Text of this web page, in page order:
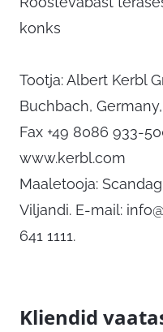
konks
Tootja: Albert Kerbl
Buchbach,
Fax +49 8086 933-
www.kerbl.com
Maaletooja:
Viljandi. E-mail:
641 1111.
Kliendid